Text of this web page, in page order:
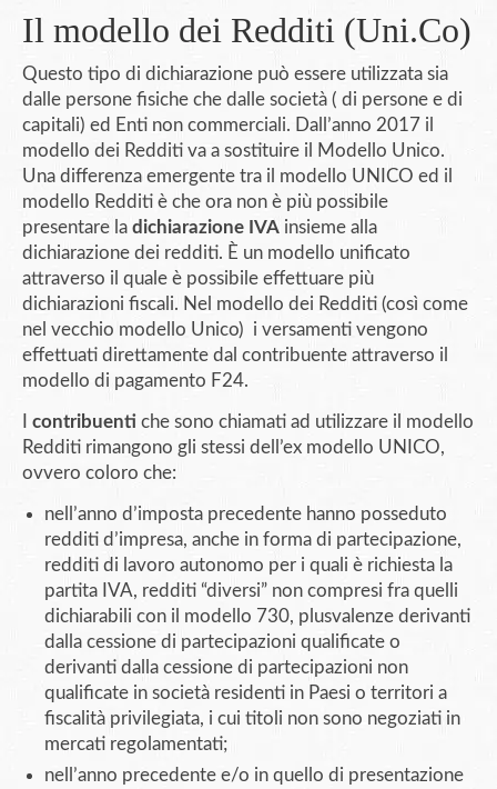
Il modello dei Redditi (Uni.Co)
Questo tipo di dichiarazione può essere utilizzata sia
dalle persone fisiche che dalle società ( di persone e di
capitali) ed Enti non commerciali. Dall’anno 2017 il
modello dei Redditi va a sostituire il Modello Unico.
Una differenza emergente tra il modello UNICO ed il
modello Redditi è che ora non è più possibile
presentare la dichiarazione IVA insieme alla
dichiarazione dei redditi. È un modello unificato
attraverso il quale è possibile effettuare più
dichiarazioni fiscali. Nel modello dei Redditi (così come
nel vecchio modello Unico) i versamenti vengono
effettuati direttamente dal contribuente attraverso il
modello di pagamento F24.
contribuenti che sono chiamati ad utilizzare il modello
Redditi rimangono gli stessi dell’ex modello UNICO,
ovvero coloro che:
nell’anno d’imposta precedente hanno posseduto
redditi d’impresa, anche in forma di partecipazione,
redditi di lavoro autonomo per i quali è richiesta la
partita IVA, redditi “diversi” non compresi fra quelli
dichiarabili con il modello 730, plusvalenze derivanti
dalla cessione di partecipazioni qualificate o
derivanti dalla cessione di partecipazioni non
qualificate in società residenti in Paesi o territori a
fiscalità privilegiata, i cui titoli non sono negoziati in
mercati regolamentati;
nell’anno precedente e/o in quello di presentazione